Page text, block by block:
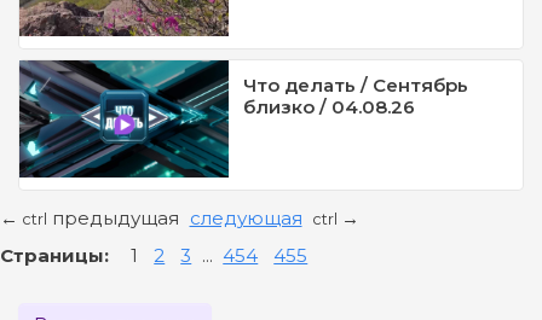
Что делать / Сентябрь
близко / 04.08.26
← ctrl предыдущая следующая ctrl →
Страницы: 1 2 3 ... 454 455